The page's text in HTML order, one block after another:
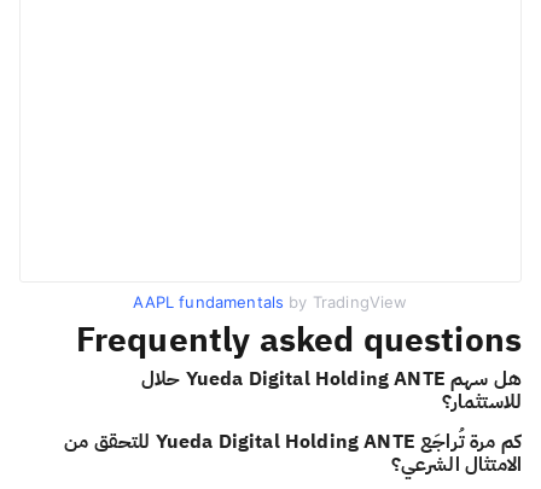
AAPL fundamentals by TradingView
Frequently asked questions
هل سهم Yueda Digital Holding ANTE حلال
للاستثمار؟
كم مرة تُراجَع Yueda Digital Holding ANTE للتحقق من
الامتثال الشرعي؟